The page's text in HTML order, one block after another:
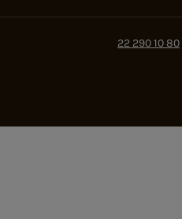
22 290 10 80